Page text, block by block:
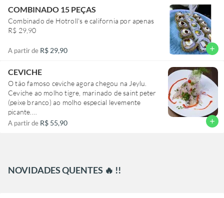
5 sashimi atum
5 sashimi salmão
5 sashimi peixe branco (saint Peter)
2 Uramaki california
COMBINADO 15 PEÇAS
Combinado de Hotroll's e california por apenas
R$ 29,90
A partir de R$ 29,90 add
CEVICHE
O tão famoso ceviche agora chegou na Jeylu.
Ceviche ao molho tigre, marinado de saint peter
(peixe branco) ao molho especial levemente
picante.
E temos a opção de salmão também.
A partir de R$ 55,90 add
NOVIDADES QUENTES 🔥 !!